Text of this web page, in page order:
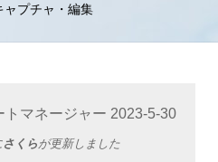
ャプチャ・編集
トマネージャー 2023-5-30
さくら が更新しました